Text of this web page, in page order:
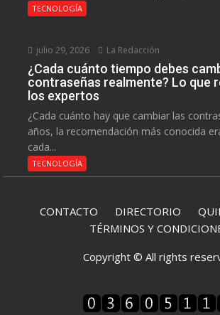
TECNOLOGÍA
julio 29, 2026 La Redacción
¿Cada cuánto tiempo debes
contraseñas realmente? Lo que
los expertos
¿Cada cuánto hay que cambiar las
años, la recomendación más conocida
cada...
TECNOLOGÍA
CONTACTO DIRECTORIO
TÉRMINOS Y
Copyright © All rights